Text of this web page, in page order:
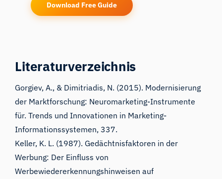
Download Free Guide
Literaturverzeichnis
Gorgiev, A., & Dimitriadis, N. (2015). Modernisierung
der Marktforschung: Neuromarketing-Instrumente
für. Trends und Innovationen in Marketing-
Informationssystemen, 337.
Keller, K. L. (1987). Gedächtnisfaktoren in der
Werbung: Der Einfluss von
Werbewiedererkennungshinweisen auf